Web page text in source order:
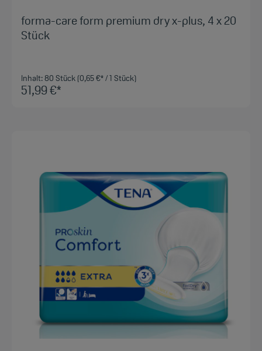
forma-care form premium dry x-plus, 4 x 20
Stück
Inhalt:80 Stück (0,65 €* / 1 Stück)
51,99 €*